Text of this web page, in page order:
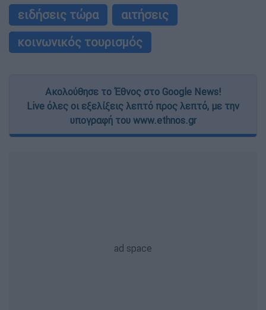
ειδήσεις τώρα
αιτήσεις
κοινωνικός τουρισμός
Ακολούθησε το Έθνος στο Google News!
Live όλες οι εξελίξεις λεπτό προς λεπτό, με την
υπογραφή του www.ethnos.gr